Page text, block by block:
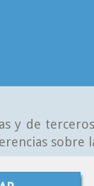
y de